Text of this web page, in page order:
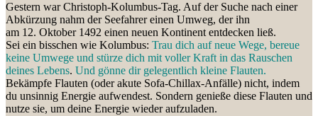
Gestern war Christoph-Kolumbus-Tag. Auf der Suche nach einer
Abkürzung nahm der Seefahrer einen Umweg, der ihn
am 12. Oktober 1492 einen neuen Kontinent entdecken ließ.
Sei ein bisschen wie Kolumbus: Trau dich auf neue Wege, bereue
keine Umwege und stürze dich mit voller Kraft in das Rauschen
deines Lebens. Und gönne dir gelegentlich kleine Flauten.
Bekämpfe Flauten (oder akute Sofa-Chillax-Anfälle) nicht, indem
du unsinnig Energie aufwendest. Sondern genieße diese Flauten und
nutze sie, um deine Energie wieder aufzuladen.